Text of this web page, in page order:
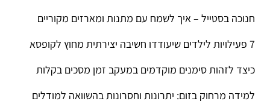
חנוכה בסטייל – איך לשמח עם מתנות ומארזים מקוריים
7 פעילויות לילדים שיעודדו חשיבה יצירתית מחוץ לקופסא
כיצד לזהות סימנים מוקדמים במעקב זמן מסכים בקלות
למידה מרחוק בזום: יתרונות וחסרונות בהשוואה למודלים